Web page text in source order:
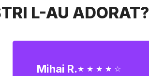
L-AU ADORAT?
Mihai R.★ ★ ★ ★ ☆